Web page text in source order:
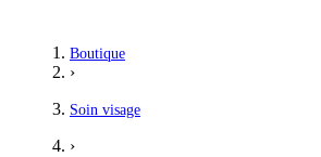
Virginie
Boutique
›
Soin visage
›